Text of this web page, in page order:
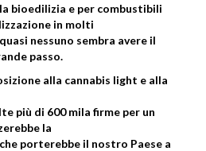
bioedilizia e per combustibili
in molti
nessuno sembra avere il
passo.
alla cannabis light e alla
più di 600 mila firme per un
la
porterebbe il nostro Paese a